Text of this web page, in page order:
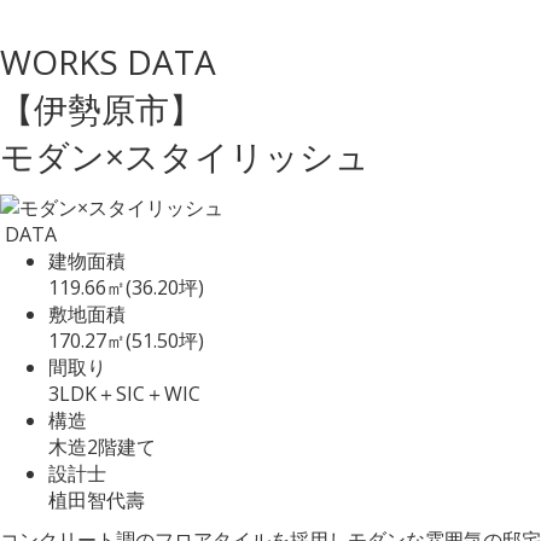
WORKS DATA
【伊勢原市】
モダン×スタイリッシュ
DATA
建物面積
119.66㎡(36.20坪)
敷地面積
170.27㎡(51.50坪)
間取り
3LDK＋SIC＋WIC
構造
木造2階建て
設計士
植田智代壽